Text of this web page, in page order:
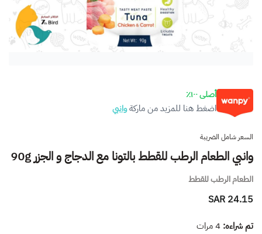
أصلى ١٠٠٪
اضغط هنا للمزيد من ماركةوانبي
السعر شامل الضريبة
وانبي الطعام الرطب للقطط بالتونا مع الدجاج و الجزر 90g
الطعام الرطب للقطط
24.15 SAR
تم شراءه: 4مرات